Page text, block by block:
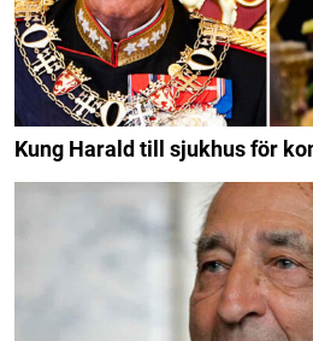
Kung Harald till sjukhus för